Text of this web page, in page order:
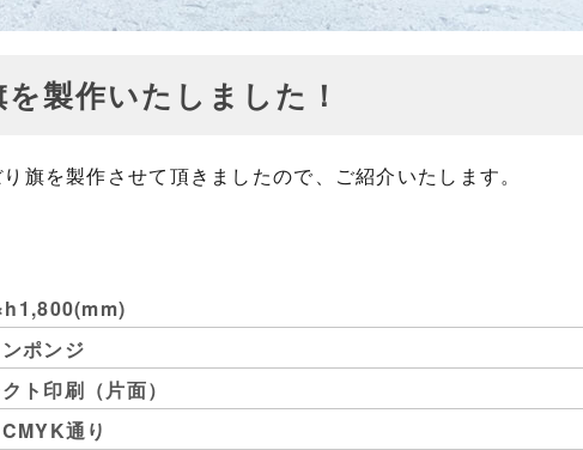
製作いたしました！
旗を製作させて頂きましたので、ご紹介いたします。
ポンジ
ト印刷（片面）
通り